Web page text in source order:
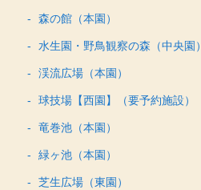
森の館（本園）
水生園・野鳥観察の森（中央園）
渓流広場（本園）
球技場【西園】（要予約施設）
竜巻池（本園）
緑ヶ池（本園）
芝生広場（東園）